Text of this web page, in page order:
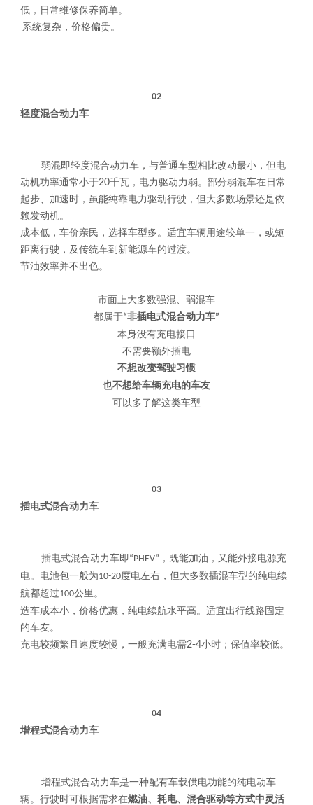
低，日常维修保养简单。
系统复杂，价格偏贵。
02
轻度混合动力车
弱混即轻度混合动力车，与普通车型相比改动最小，但电
动机功率通常小于20千瓦，电力驱动力弱。部分弱混车在日常
起步、加速时，虽能纯靠电力驱动行驶，但大多数场景还是依
赖发动机。
成本低，车价亲民，选择车型多。适宜车辆用途较单一，或短
距离行驶，及传统车到新能源车的过渡。
节油效率并不出色。
市面上大多数强混、弱混车
都属于“非插电式混合动力车”
本身没有充电接口
不需要额外插电
不想改变驾驶习惯
也不想给车辆充电的车友
可以多了解这类车型
03
插电式混合动力车
插电式混合动力车即“PHEV” ，既能加油，又能外接电源充
电。电池包一般为10-20度电左右，但大多数插混车型的纯电续
航都超过100公里。
造车成本小，价格优惠，纯电续航水平高。适宜出行线路固定
的车友。
充电较频繁且速度较慢，一般充满电需2-4小时；保值率较低。
04
增程式混合动力车
增程式混合动力车是一种配有车载供电功能的纯电动车
辆。行驶时可根据需求在燃油、耗电、混合驱动等方式中灵活